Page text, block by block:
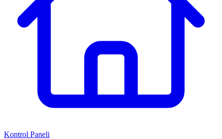
Kontrol Paneli